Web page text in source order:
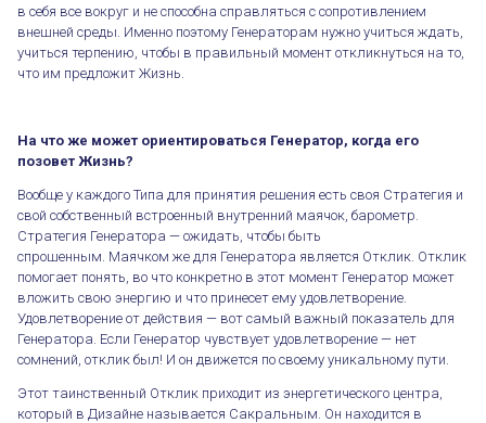
в себя все вокруг и не способна справляться с сопротивлением
внешней среды. Именно поэтому Генераторам нужно учиться ждать,
учиться терпению, чтобы в правильный момент откликнуться на то,
что им предложит Жизнь.
На что же может ориентироваться Генератор, когда его
позовет Жизнь?
Вообще у каждого Типа для принятия решения есть своя Стратегия и
свой собственный встроенный внутренний маячок, барометр.
Стратегия Генератора — ожидать, чтобы быть
спрошенным. Маячком же для Генератора является Отклик. Отклик
помогает понять, во что конкретно в этот момент Генератор может
вложить свою энергию и что принесет ему удовлетворение.
Удовлетворение от действия — вот самый важный показатель для
Генератора. Если Генератор чувствует удовлетворение — нет
сомнений, отклик был! И он движется по своему уникальному пути.
Этот таинственный Отклик приходит из энергетического центра,
который в Дизайне называется Сакральным. Он находится в